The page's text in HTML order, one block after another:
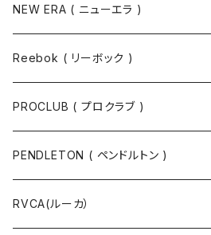
NEW ERA ( ニューエラ )
Reebok ( リーボック )
PROCLUB ( プロクラブ )
PENDLETON ( ペンドルトン )
RVCA(ルーカ）